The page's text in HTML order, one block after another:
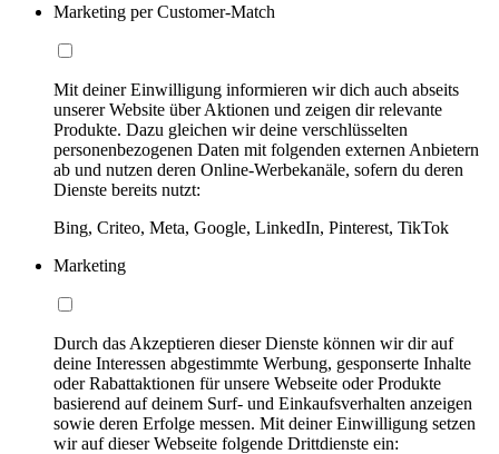
Marketing per Customer-Match
Mit deiner Einwilligung informieren wir dich auch abseits
unserer Website über Aktionen und zeigen dir relevante
Produkte. Dazu gleichen wir deine verschlüsselten
personenbezogenen Daten mit folgenden externen Anbietern
ab und nutzen deren Online-Werbekanäle, sofern du deren
Dienste bereits nutzt:
Bing, Criteo, Meta, Google, LinkedIn, Pinterest, TikTok
Marketing
Durch das Akzeptieren dieser Dienste können wir dir auf
deine Interessen abgestimmte Werbung, gesponserte Inhalte
oder Rabattaktionen für unsere Webseite oder Produkte
basierend auf deinem Surf- und Einkaufsverhalten anzeigen
sowie deren Erfolge messen. Mit deiner Einwilligung setzen
wir auf dieser Webseite folgende Drittdienste ein: